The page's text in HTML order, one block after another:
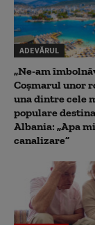
ADEVĂRUL
„Ne-am
Coșmarul unor
una dintre cele
populare
Albania: „Apa
canalizare”